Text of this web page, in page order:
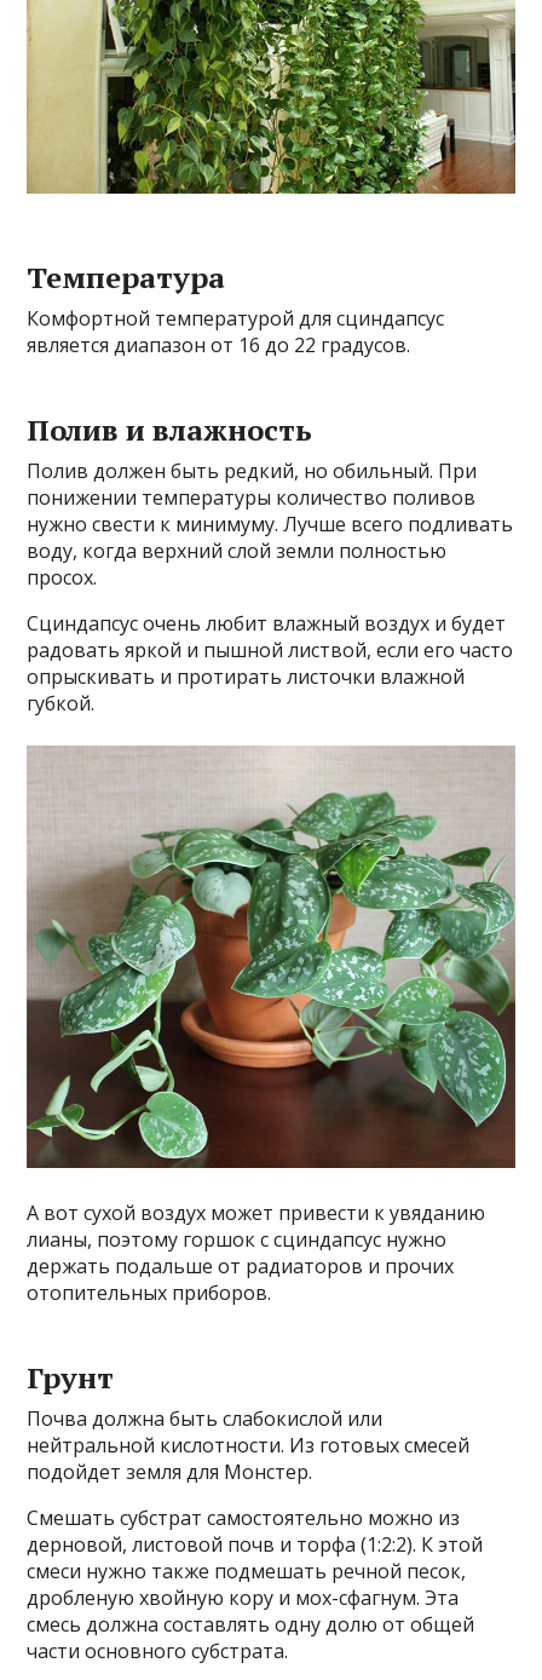
Температура
Комфортной температурой для сциндапсус
является диапазон от 16 до 22 градусов.
Полив и влажность
Полив должен быть редкий, но обильный. При
понижении температуры количество поливов
нужно свести к минимуму. Лучше всего подливать
воду, когда верхний слой земли полностью
просох.
Сциндапсус очень любит влажный воздух и будет
радовать яркой и пышной листвой, если его часто
опрыскивать и протирать листочки влажной
губкой.
А вот сухой воздух может привести к увяданию
лианы, поэтому горшок с сциндапсус нужно
держать подальше от радиаторов и прочих
отопительных приборов.
Грунт
Почва должна быть слабокислой или
нейтральной кислотности. Из готовых смесей
подойдет земля для Монстер.
Смешать субстрат самостоятельно можно из
дерновой, листовой почв и торфа (1:2:2). К этой
смеси нужно также подмешать речной песок,
дробленую хвойную кору и мох-сфагнум. Эта
смесь должна составлять одну долю от общей
части основного субстрата.